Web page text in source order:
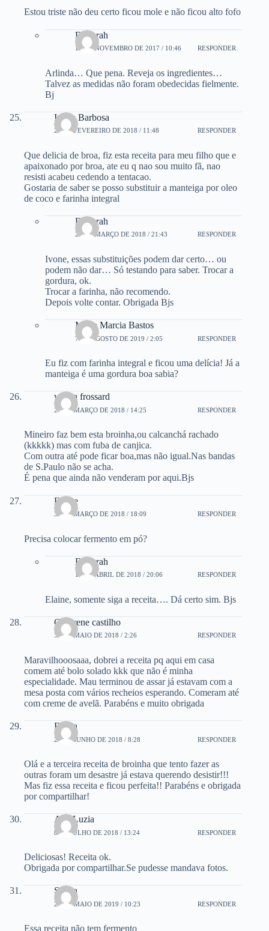
Estou triste não deu certo ficou mole e não ficou alto fofo
Deborah
14 DE NOVEMBRO DE 2017 / 10:46 RESPONDER
Arlinda… Que pena. Reveja os ingredientes…
Talvez as medidas não foram obedecidas fielmente.
Bj
Ivone Barbosa
25 DE FEVEREIRO DE 2018 / 11:48 RESPONDER
Que delicia de broa, fiz esta receita para meu filho que e
apaixonado por broa, ate eu q nao sou muito fã, nao
resisti acabeu cedendo a tentacao.
Gostaria de saber se posso substituir a manteiga por oleo
de coco e farinha integral
Deborah
27 DE MARÇO DE 2018 / 21:43 RESPONDER
Ivone, essas substituições podem dar certo… ou
podem não dar… Só testando para saber. Trocar a
gordura, ok.
Trocar a farinha, não recomendo.
Depois volte contar. Obrigada Bjs
Maria Marcia Bastos
7 DE AGOSTO DE 2019 / 2:05 RESPONDER
Eu fiz com farinha integral e ficou uma delícia! Já a
manteiga é uma gordura boa sabia?
wilma frossard
24 DE MARÇO DE 2018 / 14:25 RESPONDER
Mineiro faz bem esta broinha,ou calcanchá rachado
(kkkkk) mas com fuba de canjica.
Com outra até pode ficar boa,mas não igual.Nas bandas
de S.Paulo não se acha.
É pena que ainda não venderam por aqui.Bjs
Eliane
31 DE MARÇO DE 2018 / 18:09 RESPONDER
Precisa colocar fermento em pó?
Deborah
12 DE ABRIL DE 2018 / 20:06 RESPONDER
Elaine, somente siga a receita…. Dá certo sim. Bjs
Gildirene castilho
30 DE MAIO DE 2018 / 2:26 RESPONDER
Maravilhooosaaa, dobrei a receita pq aqui em casa
comem até bolo solado kkk que não é minha
especialidade. Mau terminou de assar já estavam com a
mesa posta com vários recheios esperando. Comeram até
com creme de avelã. Parabéns e muito obrigada
Flavia
26 DE JUNHO DE 2018 / 8:28 RESPONDER
Olá e a terceira receita de broinha que tento fazer as
outras foram um desastre já estava querendo desistir!!!
Mas fiz essa receita e ficou perfeita!! Parabéns e obrigada
por compartilhar!
Ana Luzia
8 DE JULHO DE 2018 / 13:24 RESPONDER
Deliciosas! Receita ok.
Obrigada por compartilhar.Se pudesse mandava fotos.
Selma
20 DE MAIO DE 2019 / 10:23 RESPONDER
Essa receita não tem fermento